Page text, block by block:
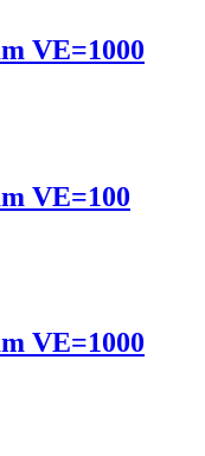
VE=1000
VE=100
VE=1000